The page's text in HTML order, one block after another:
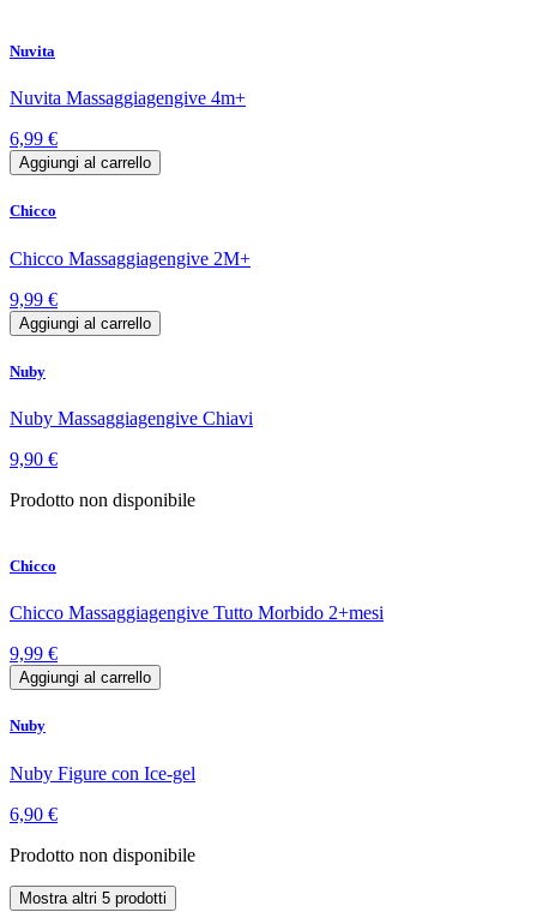
Nuvita
Nuvita Massaggiagengive 4m+
6,99 €
Aggiungi al carrello
Chicco
Chicco Massaggiagengive 2M+
9,99 €
Aggiungi al carrello
Nuby
Nuby Massaggiagengive Chiavi
9,90 €
Prodotto non disponibile
Chicco
Chicco Massaggiagengive Tutto Morbido 2+mesi
9,99 €
Aggiungi al carrello
Nuby
Nuby Figure con Ice-gel
6,90 €
Prodotto non disponibile
Mostra altri 5 prodotti